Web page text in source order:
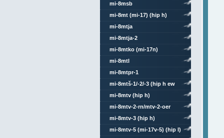
mi-8msb
mi-8mt (mi-17) (hip h)
mi-8mtja
mi-8mtja-2
mi-8mtko (mi-17n)
mi-8mtl
mi-8mtpr-1
mi-8mtš-1/-2/-3 (hip h ew
4/6)
mi-8mtv (hip h)
mi-8mtv-2-rn/mtv-2-oer
mi-8mtv-3 (hip h)
mi-8mtv-5 (mi-17v-5) (hip l)